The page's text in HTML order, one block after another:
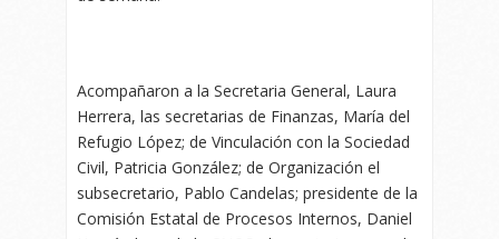
Acompañaron a la Secretaria General, Laura
Herrera, las secretarias de Finanzas, María del
Refugio López; de Vinculación con la Sociedad
Civil, Patricia González; de Organización el
subsecretario, Pablo Candelas; presidente de la
Comisión Estatal de Procesos Internos, Daniel